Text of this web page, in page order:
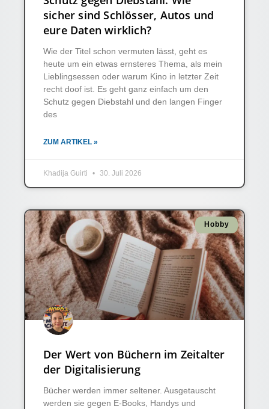
sicher sind Schlösser, Autos und
eure Daten wirklich?
Wie der Titel schon vermuten lässt, geht es
heute um ein etwas ernsteres Thema, als mein
Lieblingsessen oder warum Kino in letzter Zeit
recht doof ist. Es geht ganz einfach um den
Schutz gegen Diebstahl und den langen Finger
des
ZUM ARTIKEL »
Khadija Guirti 30. Juli 2026
Hobby
Der Wert von Büchern im Zeitalter
der Digitalisierung
Bücher werden immer seltener. Ausgetauscht
werden sie gegen E-Books, Handys und